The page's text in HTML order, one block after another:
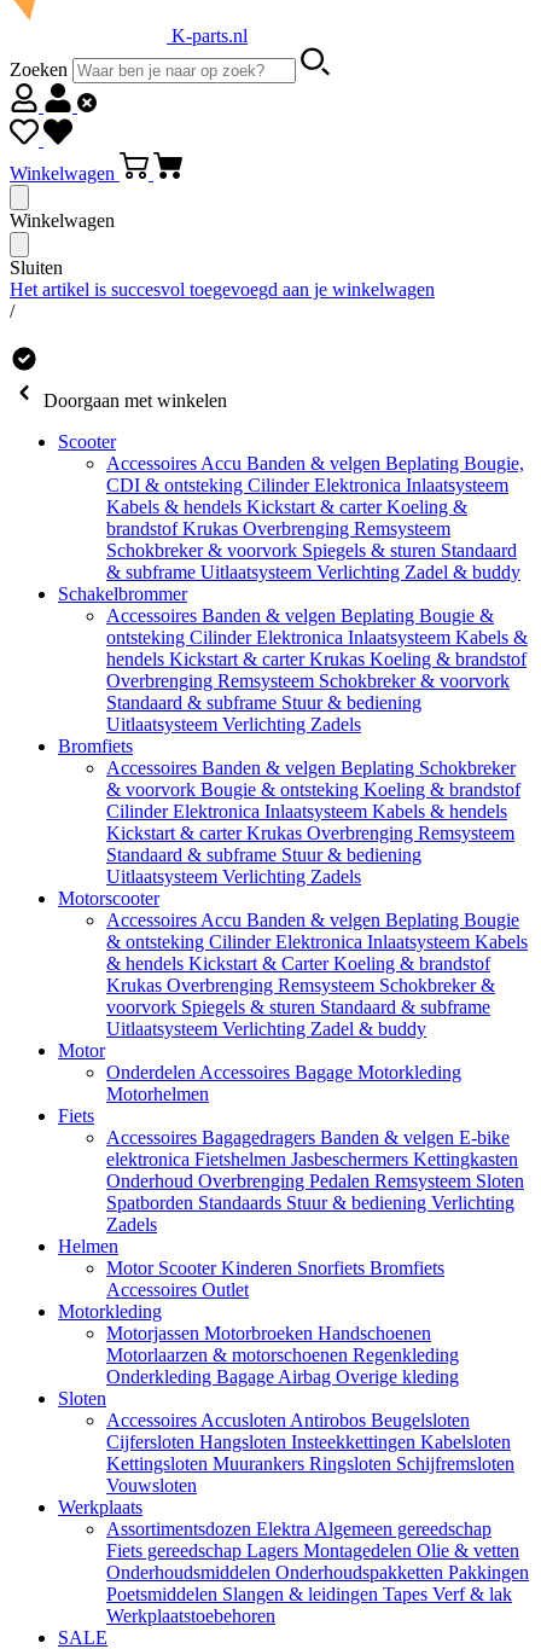
K-parts.nl
Zoeken
Winkelwagen
Winkelwagen
Sluiten
Het artikel is succesvol toegevoegd aan je winkelwagen
/
Doorgaan met winkelen
Scooter
Accessoires Accu Banden & velgen Beplating Bougie,
CDI & ontsteking CilinderElektronica Inlaatsysteem
Kabels & hendels Kickstart & carterKoeling &
brandstofKrukas Overbrenging Remsysteem
Schokbreker & voorvork Spiegels & sturen Standaard
& subframe Uitlaatsysteem Verlichting Zadel & buddy
Schakelbrommer
Accessoires Banden & velgen Beplating Bougie &
ontsteking CilinderElektronica Inlaatsysteem Kabels &
hendels Kickstart & carterKrukas Koeling & brandstof
Overbrenging Remsysteem Schokbreker & voorvork
Standaard & subframe Stuur & bediening
Uitlaatsysteem Verlichting Zadels
Bromfiets
Accessoires Banden & velgen Beplating Schokbreker
& voorvork Bougie & ontsteking Koeling & brandstof
CilinderElektronica Inlaatsysteem Kabels & hendels
Kickstart & carterKrukas Overbrenging Remsysteem
Standaard & subframe Stuur & bediening
Uitlaatsysteem Verlichting Zadels
Motorscooter
Accessoires Accu Banden & velgen Beplating Bougie
& ontsteking CilinderElektronica Inlaatsysteem Kabels
& hendels Kickstart & CarterKoeling & brandstof
Krukas Overbrenging Remsysteem Schokbreker &
voorvork Spiegels & sturen Standaard & subframe
Uitlaatsysteem Verlichting Zadel & buddy
Motor
Onderdelen Accessoires Bagage Motorkleding
Motorhelmen
Fiets
Accessoires Bagagedragers Banden & velgen E-bike
elektronica Fietshelmen Jasbeschermers Kettingkasten
Onderhoud Overbrenging Pedalen Remsysteem Sloten
Spatborden Standaards Stuur & bediening Verlichting
Zadels
Helmen
Motor ScooterKinderen Snorfiets Bromfiets
Accessoires Outlet
Motorkleding
Motorjassen Motorbroeken Handschoenen
Motorlaarzen & motorschoenen Regenkleding
Onderkleding Bagage Airbag Overige kleding
Sloten
Accessoires Accusloten Antirobos Beugelsloten
Cijfersloten Hangsloten Insteekkettingen Kabelsloten
Kettingsloten Muurankers Ringsloten Schijfremsloten
Vouwsloten
Werkplaats
Assortimentsdozen Elektra Algemeen gereedschap
Fiets gereedschap Lagers Montagedelen Olie & vetten
Onderhoudsmiddelen Onderhoudspakketten Pakkingen
Poetsmiddelen Slangen & leidingen Tapes Verf & lak
Werkplaatstoebehoren
SALE